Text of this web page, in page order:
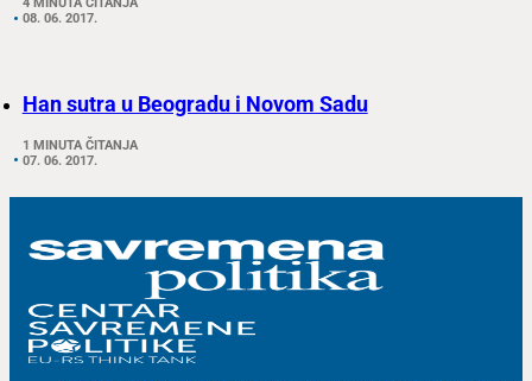
4 MINUTA ČITANJA
08. 06. 2017.
Han sutra u Beogradu i Novom Sadu
1 MINUTA ČITANJA
07. 06. 2017.